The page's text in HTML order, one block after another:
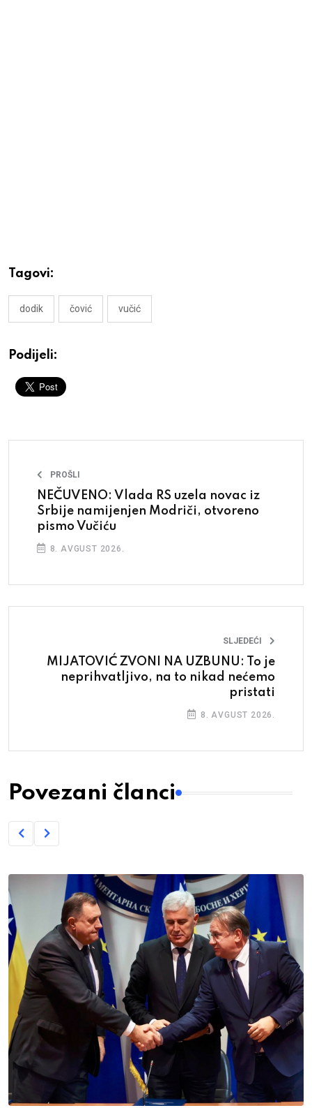
Tagovi:
dodik čović vučić
Podijeli:
PROŠLI
NEČUVENO: Vlada RS uzela novac iz
Srbije namijenjen Modriči, otvoreno
pismo Vučiću
8. AVGUST 2026.
SLJEDEĆI
MIJATOVIĆ ZVONI NA UZBUNU: To je
neprihvatljivo, na to nikad nećemo
pristati
8. AVGUST 2026.
Povezani članci